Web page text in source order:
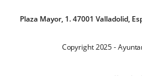
Plaza Mayor, 1. 47001 Valladolid,
Copyright 2025 -